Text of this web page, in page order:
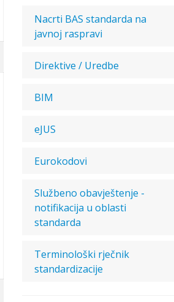
Nacrti BAS standarda na
javnoj raspravi
Direktive / Uredbe
BIM
eJUS
Eurokodovi
Službeno obavještenje -
notifikacija u oblasti
standarda
Terminološki rječnik
standardizacije